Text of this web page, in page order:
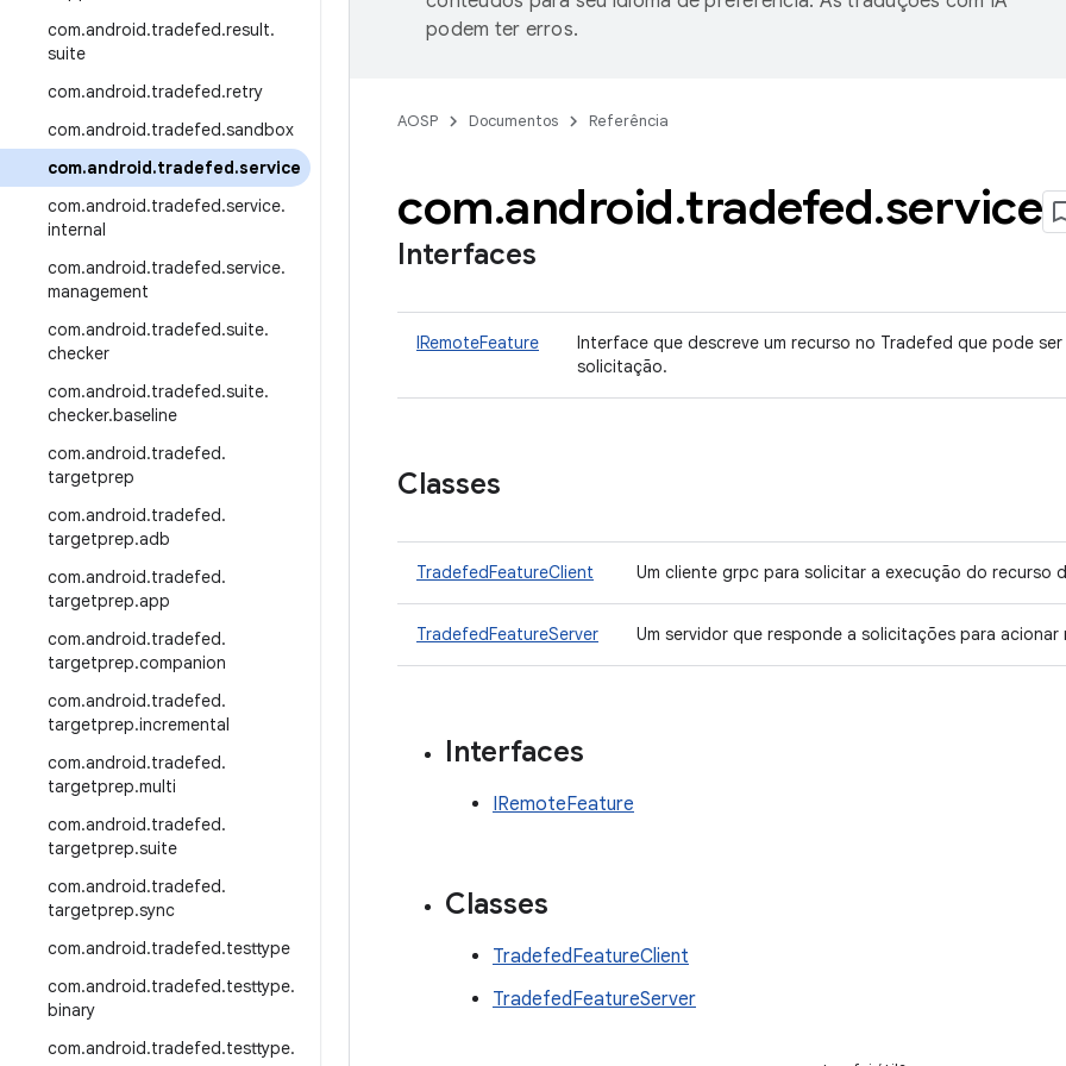
com.android.tradefed.result.
suite
com.android.tradefed.retry
com.android.tradefed.sandbox
com.android.tradefed.service
com.android.tradefed.service.
internal
com.android.tradefed.service.
management
com.android.tradefed.suite.
checker
com.android.tradefed.suite.
checker.baseline
com.android.tradefed.
targetprep
com.android.tradefed.
targetprep.adb
com.android.tradefed.
targetprep.app
com.android.tradefed.
targetprep.companion
com.android.tradefed.
targetprep.incremental
com.android.tradefed.
targetprep.multi
com.android.tradefed.
targetprep.suite
com.android.tradefed.
targetprep.sync
com.android.tradefed.testtype
com.android.tradefed.testtype.
binary
com.android.tradefed.testtype.
podem ter erros.
AOSP Documentos Referência
com.android.tradefed.service
Interfaces
IRemoteFeature
Interface que descreve um recurso no Tradefed que pode
solicitação.
Classes
TradefedFeatureClient Um cliente grpc para solicitar a execução do recurso
TradefedFeatureServer Um servidor que responde a solicitações para
Interfaces
IRemoteFeature
Classes
TradefedFeatureClient
TradefedFeatureServer